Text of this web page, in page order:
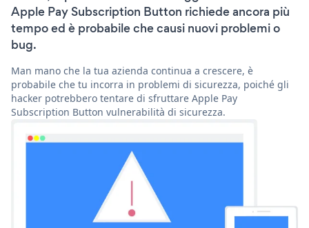
Apple Pay Subscription Button richiede ancora più
tempo ed è probabile che causi nuovi problemi o
bug.
Man mano che la tua azienda continua a crescere, è
probabile che tu incorra in problemi di sicurezza, poiché gli
hacker potrebbero tentare di sfruttare Apple Pay
Subscription Button vulnerabilità di sicurezza.